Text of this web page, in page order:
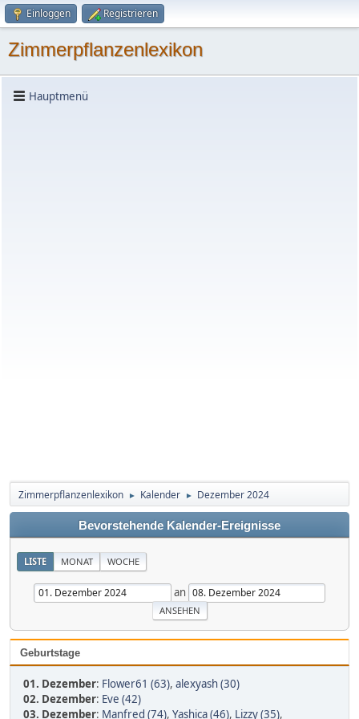
Einloggen Registrieren
Zimmerpflanzenlexikon
Hauptmenü
Zimmerpflanzenlexikon ► Kalender ► Dezember 2024
Bevorstehende Kalender-Ereignisse
LISTE MONAT WOCHE
an
Geburtstage
01. Dezember: Flower61 (63), alexyash (30)
02. Dezember: Eve (42)
03. Dezember: Manfred (74), Yashica (46), Lizzy (35),